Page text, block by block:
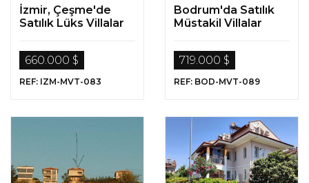
İzmir, Çeşme'de
Satılık Lüks Villalar
660.000 $
REF: IZM-MVT-083
Bodrum'da Satılık
Müstakil Villalar
719.000 $
REF: BOD-MVT-089